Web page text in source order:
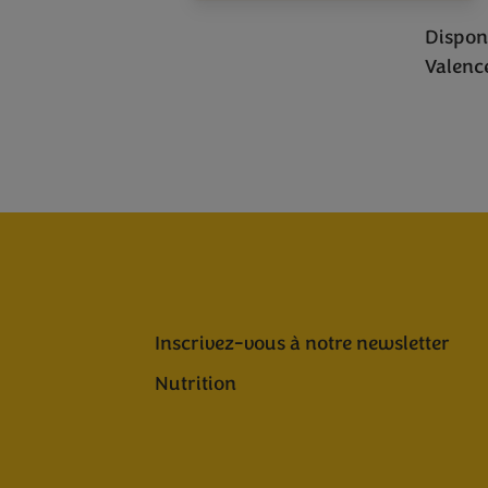
Inscrivez-vous à notre newsletter
Nutrition